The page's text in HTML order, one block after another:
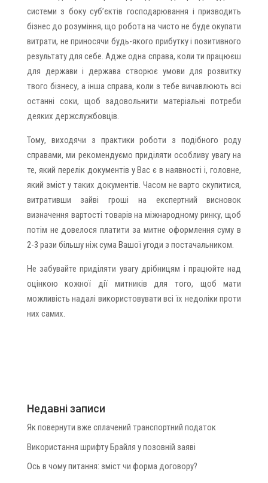
системи з боку суб’єктів господарювання і призводить
бізнес до розуміння, що робота на чисто не буде окупати
витрати, не приносячи будь-якого прибутку і позитивного
результату для себе. Адже одна справа, коли ти працюєш
для держави і держава створює умови для розвитку
твого бізнесу, а інша справа, коли з тебе вичавлюють всі
останні соки, щоб задовольнити матеріальні потреби
деяких держслужбовців.
Тому, виходячи з практики роботи з подібного роду
справами, ми рекомендуємо приділяти особливу увагу на
те, який перелік документів у Вас є в наявності і, головне,
який зміст у таких документів. Часом не варто скупитися,
витративши зайві гроші на експертний висновок
визначення вартості товарів на міжнародному ринку, щоб
потім не довелося платити за митне оформлення суму в
2-3 рази більшу ніж сума Вашої угоди з постачальником.
Не забувайте приділяти увагу дрібницям і працюйте над
оцінкою кожної дії митників для того, щоб мати
можливість надалі використовувати всі їх недоліки проти
них самих.
Недавні записи
Як повернути вже сплачений транспортний податок
Використання шрифту Брайля у позовній заяві
Ось в чому питання: зміст чи форма договору?